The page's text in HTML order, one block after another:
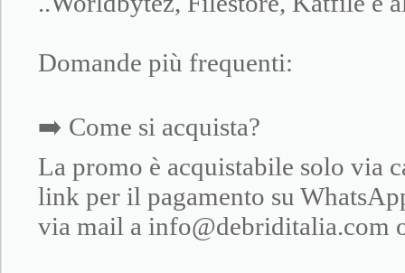
Domande più frequenti:
➡️ Come si acquista?
La promo è acquistabile solo via
link per il pagamento su
via mail a info@debriditalia.com